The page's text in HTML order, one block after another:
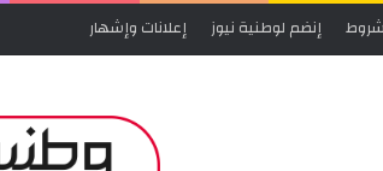
إنضم لوطنية نيوز إعلانات وإشهار